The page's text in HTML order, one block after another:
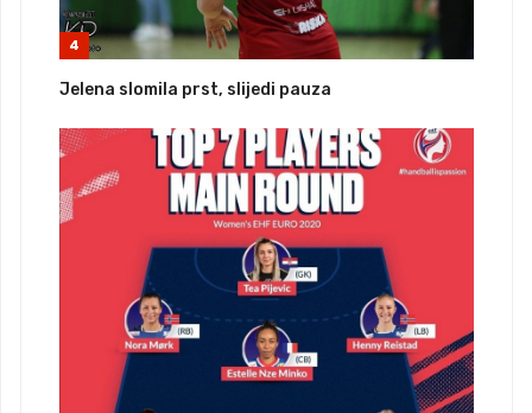
4
Jelena slomila prst, slijedi pauza